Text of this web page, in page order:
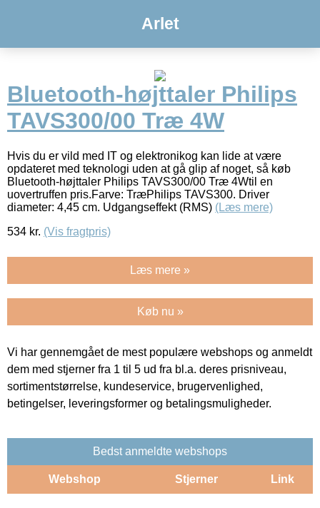
Arlet
Bluetooth-højttaler Philips
TAVS300/00 Træ 4W
Hvis du er vild med IT og elektronikog kan lide at være
opdateret med teknologi uden at gå glip af noget, så køb
Bluetooth-højttaler Philips TAVS300/00 Træ 4Wtil en
uovertruffen pris.Farve: TræPhilips TAVS300. Driver
diameter: 4,45 cm. Udgangseffekt (RMS) (Læs mere)
534 kr. (Vis fragtpris)
Læs mere »
Køb nu »
Vi har gennemgået de mest populære webshops og anmeldt
dem med stjerner fra 1 til 5 ud fra bl.a. deres prisniveau,
sortimentstørrelse, kundeservice, brugervenlighed,
betingelser, leveringsformer og betalingsmuligheder.
Bedst anmeldte webshops
Webshop Stjerner Link